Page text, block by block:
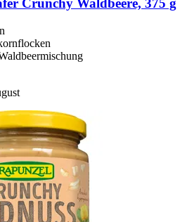
Crunchy Waldbeere, 375 g